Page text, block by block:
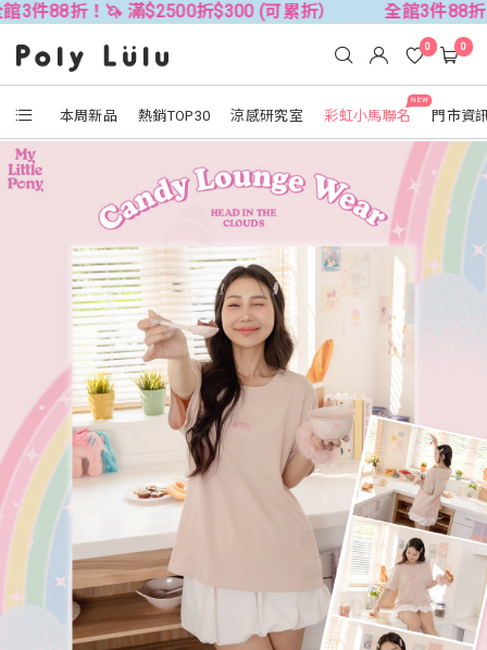
🦄 滿$2500折$300 (可累折） 全館3件88折！🦄 滿
本周新品 熱銷TOP30 涼感研究室
NEW
彩虹小馬聯名 門市資
0 0